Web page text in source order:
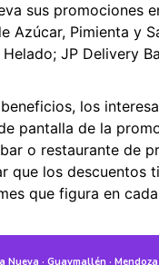
sus promociones
Azúcar, Pimienta y
JP Delivery
los
pantalla de la
o restaurante de
que los descuentos
que figura en
· Guaymallén ·